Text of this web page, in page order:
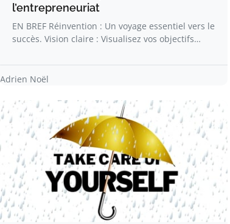
l’entrepreneuriat
EN BREF Réinvention : Un voyage essentiel vers le
succès. Vision claire : Visualisez vos objectifs…
Adrien Noël